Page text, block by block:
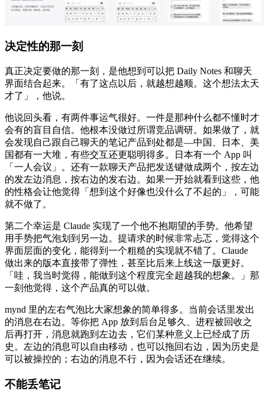
决定性的那一刻
真正决定要做的那一刻，是他想到可以把 Daily Notes 和聊天
界面结合起来。「有了这点以后，就越想越顺。这个想法太天
才了」，他说。
他说回头看，有两件事运气很好。一件是那种什么都不懂时才
会有的盲目自信。他根本没做过所谓竞品调研。如果做了，就
会发现自己跟自己聊天的笔记产品到处都是—中国、日本、美
国都有一大堆，有些交互还更聪明得多。日本有一个 App 叫
「一人会议」。还有一款聊天产品把发送键做成两个，按左边
的发左边消息，按右边的发右边。如果一开始就看到这些，他
的性格会让他觉得「想到这个好像也没什么了不起的」，可能
就不做了。
第二个幸运是 Claude 实现了一个他不抱期望的手势。他希望
用手势把气泡划到另一边。提请求的时候非常忐忑，觉得这个
界面层面的变化，能得到一个粗糙的实现就不错了。Claude
做出来的版本直接带了弹性，甚至比后来上线这一版更好。
「哇，我当时觉得，能做到这个程度完全超越我的想象。」那
一刻他觉得，这个产品真的可以做。
mynd 里的左右气泡比大家想象的简单得多。当前会话里发出
的消息在右边。等你把 App 放到后台足够久、进程被回收之
后再打开，消息就跑到左边去，它们某种意义上已经成了历
史。左边的消息可以自由移动，也可以拖回右边，因为历史是
可以被操控的；右边的消息不行，因为会话还在继续。
不能丢笔记